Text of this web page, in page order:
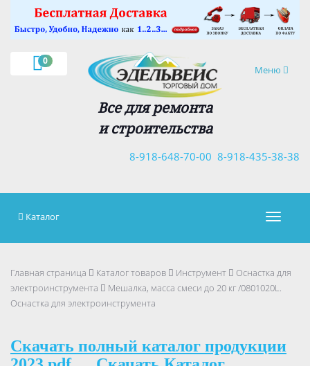
0
Навигация
Меню
Все для ремонта
и строительства
8-918-435-38-38
8-918-648-70-00
×
Каталог
Главная страница Каталог товаров Инструмент
Оснастка для
электроинструмента
Мешалка, масса смеси до 20 кг /0801020L.
Оснастка для электроинструмента
Скачать полный каталог продукции